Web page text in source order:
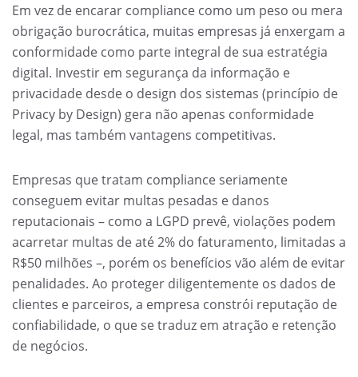
Em vez de encarar compliance como um peso ou mera
obrigação burocrática, muitas empresas já enxergam a
conformidade como parte integral de sua estratégia
digital. Investir em segurança da informação e
privacidade desde o design dos sistemas (princípio de
Privacy by Design) gera não apenas conformidade
legal, mas também vantagens competitivas.
Empresas que tratam compliance seriamente
conseguem evitar multas pesadas e danos
reputacionais – como a LGPD prevê, violações podem
acarretar multas de até 2% do faturamento, limitadas a
R$50 milhões –, porém os benefícios vão além de evitar
penalidades. Ao proteger diligentemente os dados de
clientes e parceiros, a empresa constrói reputação de
confiabilidade, o que se traduz em atração e retenção
de negócios.